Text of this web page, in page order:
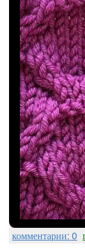
комментарии: 0